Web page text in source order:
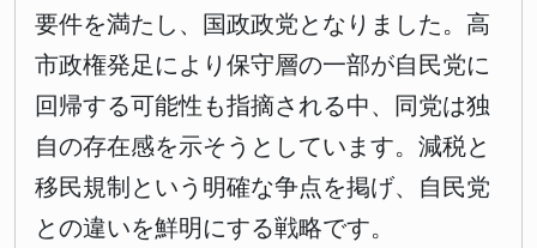
要件を満たし、国政政党となりました。高
市政権発足により保守層の一部が自民党に
回帰する可能性も指摘される中、同党は独
自の存在感を示そうとしています。減税と
移民規制という明確な争点を掲げ、自民党
との違いを鮮明にする戦略です。